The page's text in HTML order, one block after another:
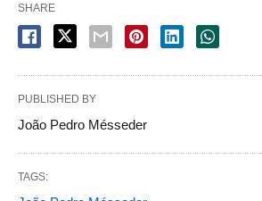
SHARE
PUBLISHED BY
João Pedro Mésseder
TAGS: